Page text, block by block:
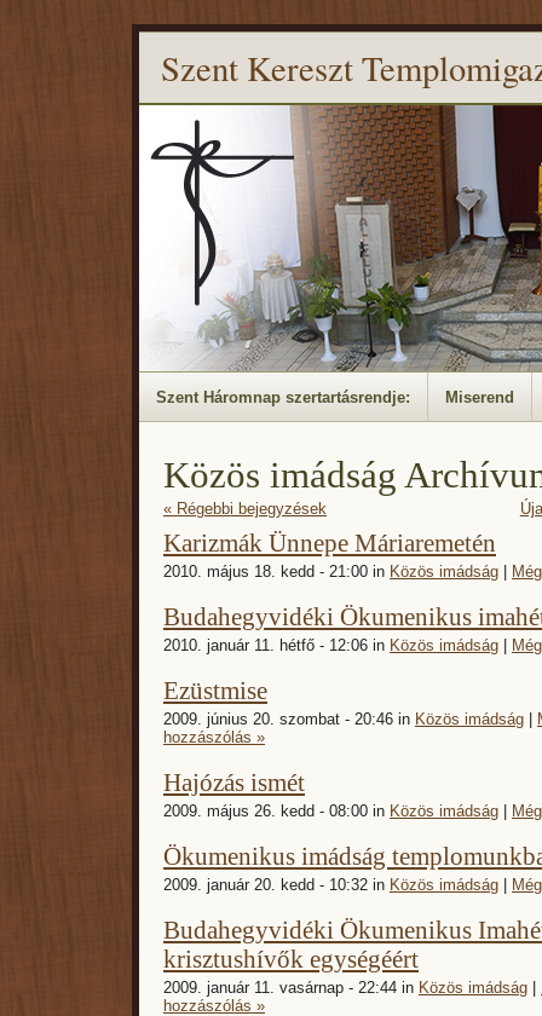
Szent Kereszt
Szent Háromnap szertartásrendje: Miserend
Közös imádság
« Régebbi bejegyzések
Karizmák Ünnepe Máriaremetén
2010. május 18. kedd - 21:00 in Közös imádság |
Budahegyvidéki Ökumenikus
2010. január 11. hétfő - 12:06 in Közös imádság |
Ezüstmise
2009. június 20. szombat - 20:46 in Közös imádság |
hozzászólás »
Hajózás ismét
2009. május 26. kedd - 08:00 in Közös imádság |
Ökumenikus imádság
2009. január 20. kedd - 10:32 in Közös imádság |
Budahegyvidéki Ökumenikus
krisztushívők egységéért
2009. január 11. vasárnap - 22:44 in Közös imádság |
hozzászólás »